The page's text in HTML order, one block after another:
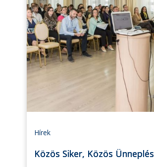
Hírek
Közös Siker, Közös Ünneplés